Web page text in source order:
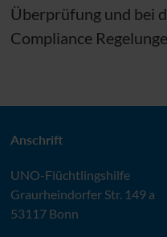
Überprüfung und bei
Compliance
Anschrift
UNO-Flüchtlingshilfe
Graurheindorfer Str. 149 a
53117 Bonn